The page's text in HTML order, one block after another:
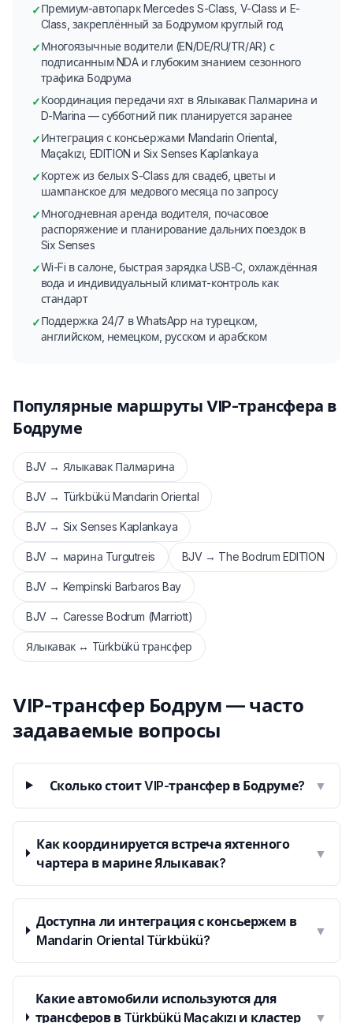
✓Премиум-автопарк Mercedes S-Class, V-Class и E-
Class, закреплённый за Бодрумом круглый год
✓Многоязычные водители (EN/DE/RU/TR/AR) с
подписанным NDA и глубоким знанием сезонного
трафика Бодрума
✓Координация передачи яхт в Ялыкавак Палмарина и
D-Marina — субботний пик планируется заранее
✓Интеграция с консьержами Mandarin Oriental,
Maçakızı, EDITION и Six Senses Kaplankaya
✓Кортеж из белых S-Class для свадеб, цветы и
шампанское для медового месяца по запросу
✓Многодневная аренда водителя, почасовое
распоряжение и планирование дальних поездок в
Six Senses
✓Wi-Fi в салоне, быстрая зарядка USB-C, охлаждённая
вода и индивидуальный климат-контроль как
стандарт
✓Поддержка 24/7 в WhatsApp на турецком,
английском, немецком, русском и арабском
Популярные маршруты VIP-трансфера в
Бодруме
BJV → Ялыкавак Палмарина
BJV → Türkbükü Mandarin Oriental
BJV → Six Senses Kaplankaya
BJV → марина Turgutreis BJV → The Bodrum EDITION
BJV → Kempinski Barbaros Bay
BJV → Caresse Bodrum (Marriott)
Ялыкавак ↔ Türkbükü трансфер
VIP-трансфер Бодрум — часто
задаваемые вопросы
Сколько стоит VIP-трансфер в Бодруме? ▼
Как координируется встреча яхтенного
чартера в марине Ялыкавак?
▼
Доступна ли интеграция с консьержем в
Mandarin Oriental Türkbükü?
▼
Какие автомобили используются для
трансферов в Türkbükü Maçakızı и кластер
▼